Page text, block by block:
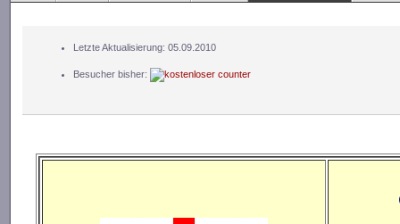
Letzte Aktualisierung: 05.09.2010
Besucher bisher: